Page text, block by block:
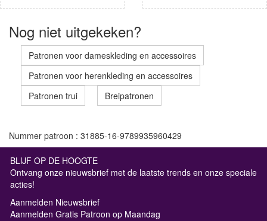
Nog niet uitgekeken?
Patronen voor dameskleding en accessoires
Patronen voor herenkleding en accessoires
Patronen trui
Breipatronen
Nummer patroon : 31885-16-9789935960429
BLIJF OP DE HOOGTE
Ontvang onze nieuwsbrief met de laatste trends en onze speciale
acties!
Aanmelden Nieuwsbrief
Aanmelden Gratis Patroon op Maandag